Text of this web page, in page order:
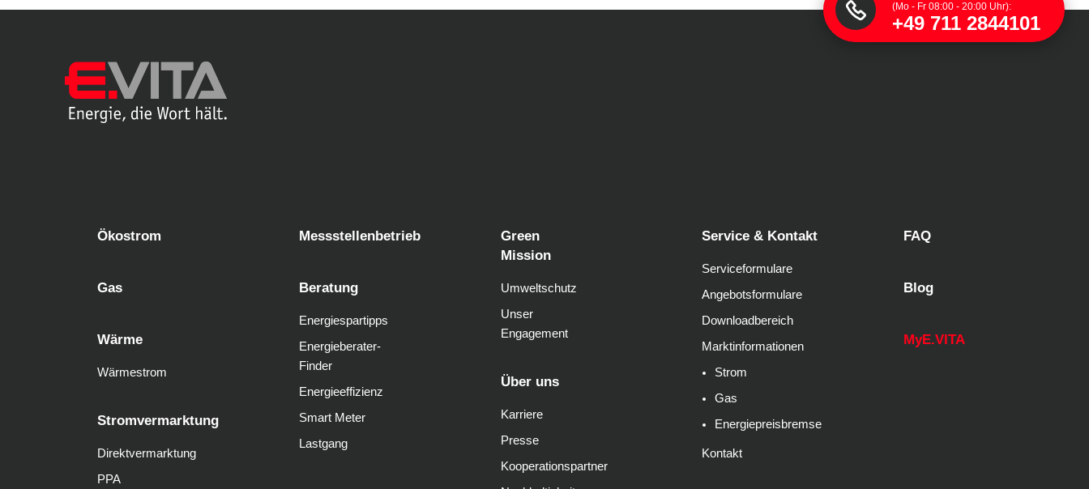
Ökostrom
Gas
Wärme
Wärmestrom
Stromvermarktung
Direktvermarktung
PPA
Messstellenbetrieb
Beratung
Energiespartipps
Energieberater-
Finder
Energieeffizienz
Smart Meter
Lastgang
Green
Mission
Umweltschutz
Unser
Engagement
Über uns
Karriere
Presse
Kooperationspartner
Service & Kontakt
Serviceformulare
Angebotsformulare
Downloadbereich
Marktinformationen
Strom
Gas
Energiepreisbremse
Kontakt
FAQ
Blog
MyE.VITA
(Mo - Fr 08:00 - 20:00 Uhr):
+49 711 2844101